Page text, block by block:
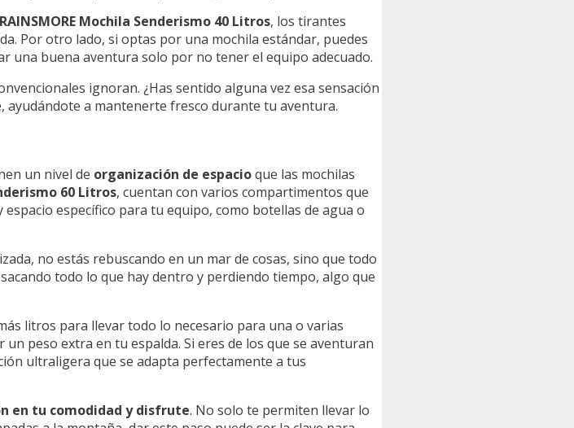
RAINSMORE Mochila Senderismo 40 Litros, los tirantes
Por otro lado, si optas por una mochila estándar, puedes
una buena aventura solo por no tener el equipo adecuado.
ignoran. ¿Has sentido alguna vez esa sensación
ayudándote a mantenerte fresco durante tu aventura.
un nivel de organización de espacioque las mochilas
60 Litros, cuentan con varios compartimentos que
específico para tu equipo, como botellas de agua o
no estás rebuscando en un mar de cosas, sino que todo
todo lo que hay dentro y perdiendo tiempo, algo que
litros para llevar todo lo necesario para una o varias
peso extra en tu espalda. Si eres de los que se aventuran
ultraligera que se adapta perfectamente a tus
en tu comodidad y disfrute. No solo te permiten llevar lo